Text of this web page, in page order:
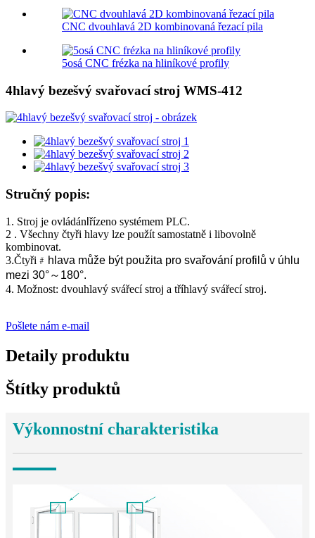
CNC dvouhlavá 2D kombinovaná řezací pila
5osá CNC frézka na hliníkové profily
4hlavý bezešvý svařovací stroj WMS-412
Stručný popis:
1. Stroj je ovládán řízeno systémem PLC.
2 . Všechny čtyři hlavy lze použít samostatně i libovolně
kombinovat.
3.Čtyři ﹟ hlava může být použita pro svařování profilů v úhlu
mezi 30°～ 180°.
4. Možnost: dvouhlavý svářecí stroj a tříhlavý svářecí stroj.
Pošlete nám e-mail
Detaily produktu
Štítky produktů
Výkonnostní charakteristika